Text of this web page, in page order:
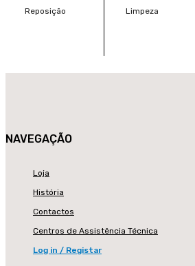
Reposição Limpeza
NAVEGAÇÃO
Loja
História
Contactos
Centros de Assistência Técnica
Log in / Registar